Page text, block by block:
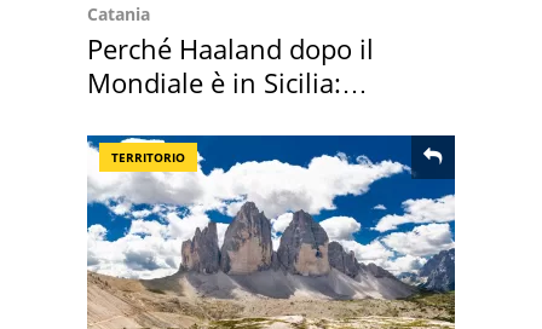
Catania
Perché Haaland dopo il
Mondiale è in Sicilia:
TERRITORIO